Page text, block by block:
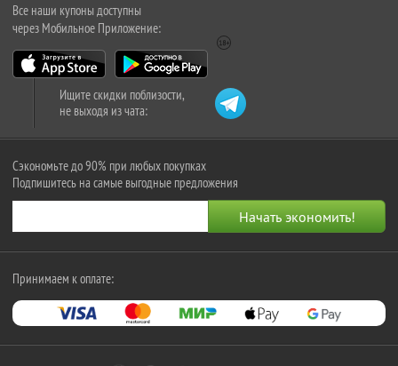
Все наши купоны доступны
через Мобильное Приложение:
Ищите скидки поблизости,
не выходя из чата:
Сэкономьте до 90% при любых покупках
Подпишитесь на самые выгодные предложения
Принимаем к оплате: